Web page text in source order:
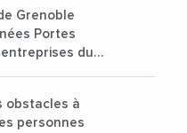
Grenoble
Portes
du
obstacles à
personnes